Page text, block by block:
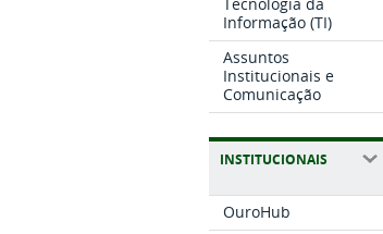
Informação (TI)
Assuntos
Institucionais e
Comunicação
INSTITUCIONAIS
OuroHub